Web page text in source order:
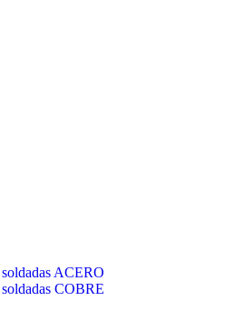
ACERO
COBRE